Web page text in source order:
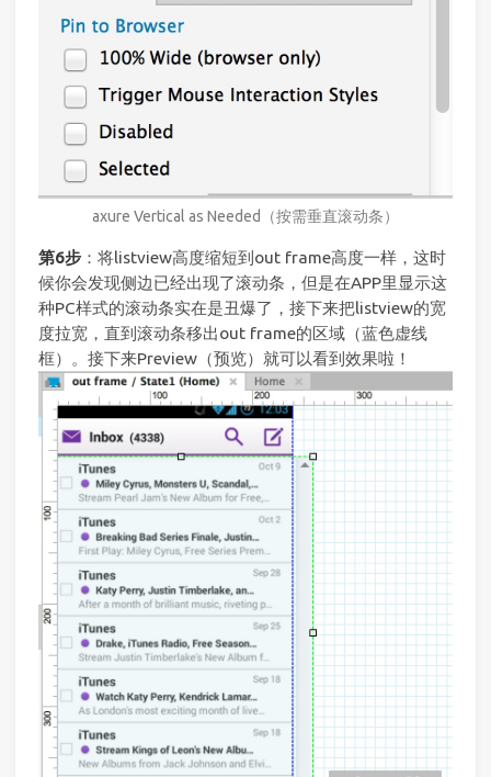
axure Vertical as Needed（按需垂直滚动条）
第6步 ：将listview高度缩短到out frame高度一样，这时
候你会发现侧边已经出现了滚动条，但是在APP里显示这
种PC样式的滚动条实在是丑爆了，接下来把listview的宽
度拉宽，直到滚动条移出out frame的区域（蓝色虚线
框）。接下来Preview（预览）就可以看到效果啦！